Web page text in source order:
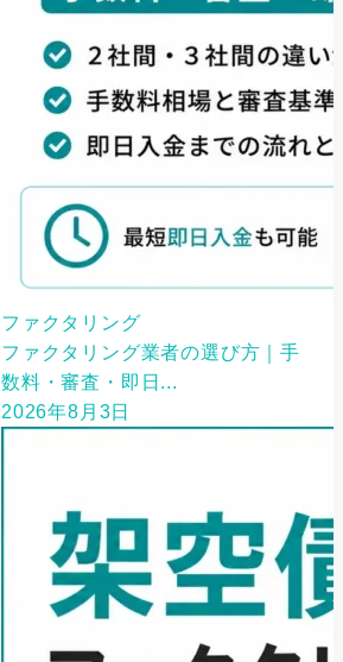
ファクタリング
ファクタリング業者の選び方｜手
数料・審査・即日...
2026年8月3日